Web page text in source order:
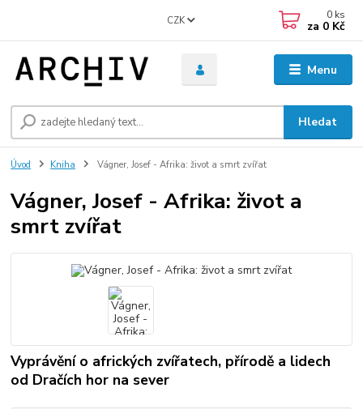
Menu
CZK
Hledat
0 ks
za 0 Kč
Úvod Kniha Vágner, Josef - Afrika: život a smrt zvířat
Vágner, Josef - Afrika: život a
smrt zvířat
Vyprávění o afrických zvířatech, přírodě a lidech
od Dračích hor na sever